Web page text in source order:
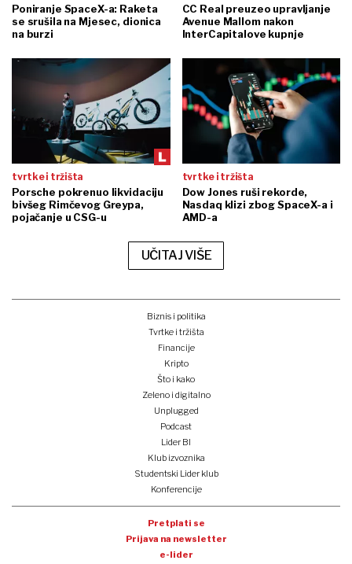
Poniranje SpaceX-a: Raketa
se srušila na Mjesec, dionica
na burzi
CC Real preuzeo upravljanje
Avenue Mallom nakon
InterCapitalove kupnje
tvrtke i tržišta
Porsche pokrenuo likvidaciju
bivšeg Rimčevog Greypa,
pojačanje u CSG-u
tvrtke i tržišta
Dow Jones ruši rekorde,
Nasdaq klizi zbog SpaceX-a i
AMD-a
UČITAJ VIŠE
Biznis i politika
Tvrtke i tržišta
Financije
Kripto
Što i kako
Zeleno i digitalno
Unplugged
Podcast
Lider BI
Klub izvoznika
Studentski Lider klub
Konferencije
Pretplati se
Prijava na newsletter
e-lider